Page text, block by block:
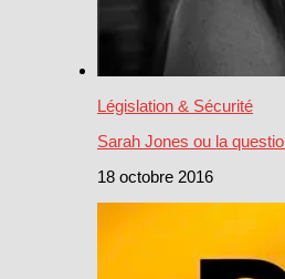
Législation & Sécurité
Sarah Jones ou la
18 octobre 2016